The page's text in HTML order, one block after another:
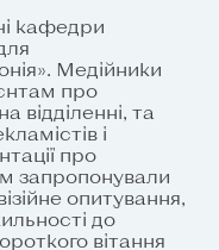
кафедри
Медійники
про
відділенні, та
і
про
запропонували
опитування,
до
вітання